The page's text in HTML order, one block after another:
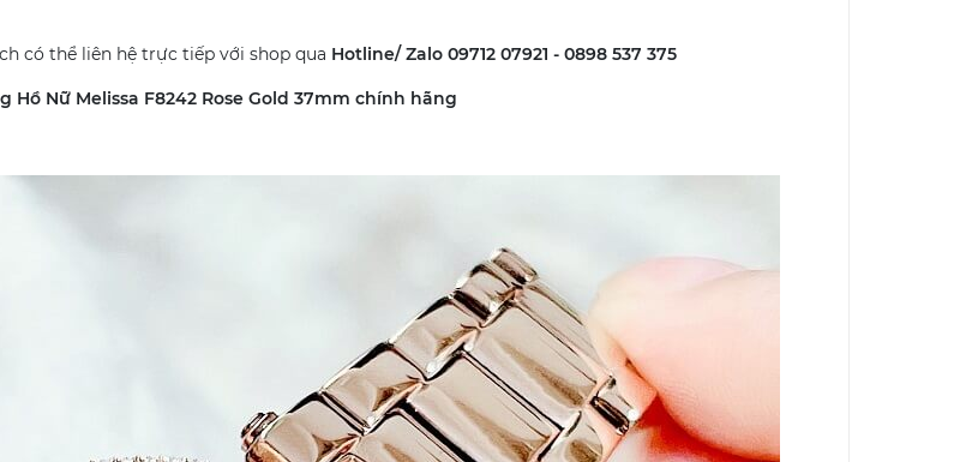
có thể liên hệ trực tiếp với shop qua Hotline/ Zalo 09712 07921 - 0898 537 375
Hồ Nữ Melissa F8242 Rose Gold 37mm chính hãng